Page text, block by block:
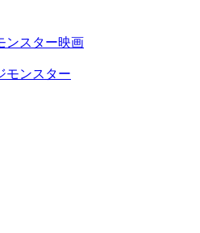
ンスター映画
モンスター